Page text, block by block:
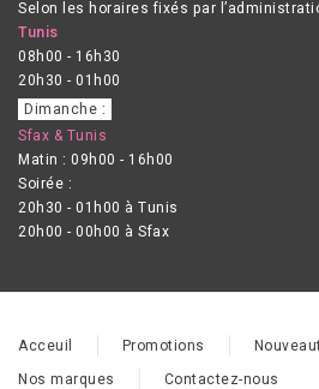
Selon les horaires fixés par
Tunis
08h00 - 16h30
20h30 - 01h00
Dimanche :
Sfax & Tunis
Matin : 09h00 - 16h00
Soirée :
20h30 - 01h00 à Tunis
20h00 - 00h00 à Sfax
Acceuil Promotions
Nos marques
Contactez-nous